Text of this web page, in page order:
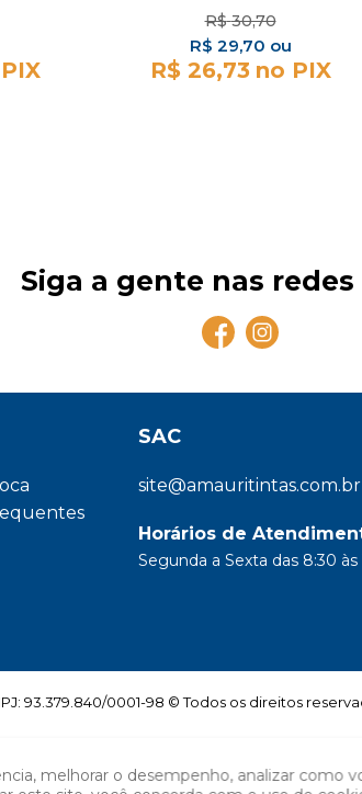
R$ 30,70
R$ 29,70
R$ 26,73
melhorar o desempenho, analizar como
Siga a gente nas redes
SAC
site@amauritintas.com.br
Horários de
Segunda a Sexta das 8:30 às
93.379.840/0001-98 © Todos os direitos